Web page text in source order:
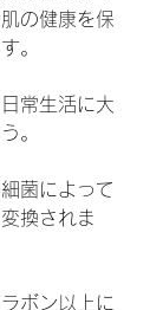
の健康を保
。
常生活に大
。
菌によって
換されま
ボン以上に